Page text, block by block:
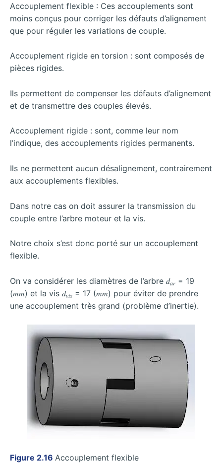
Accouplement flexible : Ces accouplements sont
moins conçus pour corriger les défauts d’alignement
que pour réguler les variations de couple.
Accouplement rigide en torsion : sont composés de
pièces rigides.
Ils permettent de compenser les défauts d’alignement
et de transmettre des couples élevés.
Accouplement rigide : sont, comme leur nom
l’indique, des accouplements rigides permanents.
Ils ne permettent aucun désalignement, contrairement
aux accouplements flexibles.
Dans notre cas on doit assurer la transmission du
couple entre l’arbre moteur et la vis.
Notre choix s’est donc porté sur un accouplement
flexible.
On va considérer les diamètres de l’arbre 𝑑𝑎𝑟 = 19
(𝑚𝑚) et la vis 𝑑𝑣𝑖𝑠 = 17 (𝑚𝑚) pour éviter de prendre
une accouplement très grand (problème d’inertie).
Figure 2.16 Accouplement flexible